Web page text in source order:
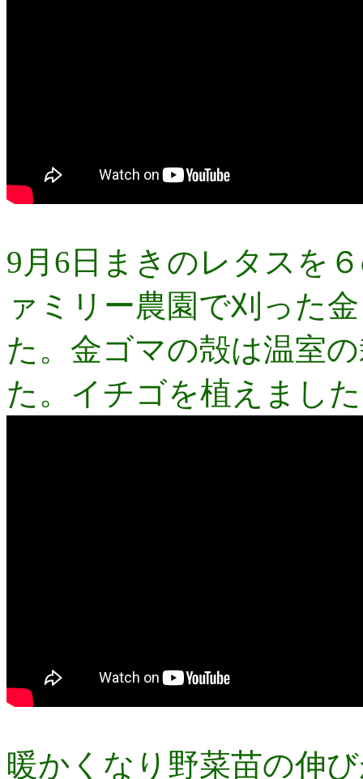
9月6日まきのレタスを
ァミリー農園で刈った
た。金ゴマの殻は温室
た。イチゴを植えまし
暖かくなり野菜苗の伸